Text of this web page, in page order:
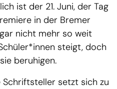
ist der 21. Juni, der Tag
in der Bremer
nicht mehr so weit
steigt, doch
beruhigen.
Schriftsteller setzt sich zu